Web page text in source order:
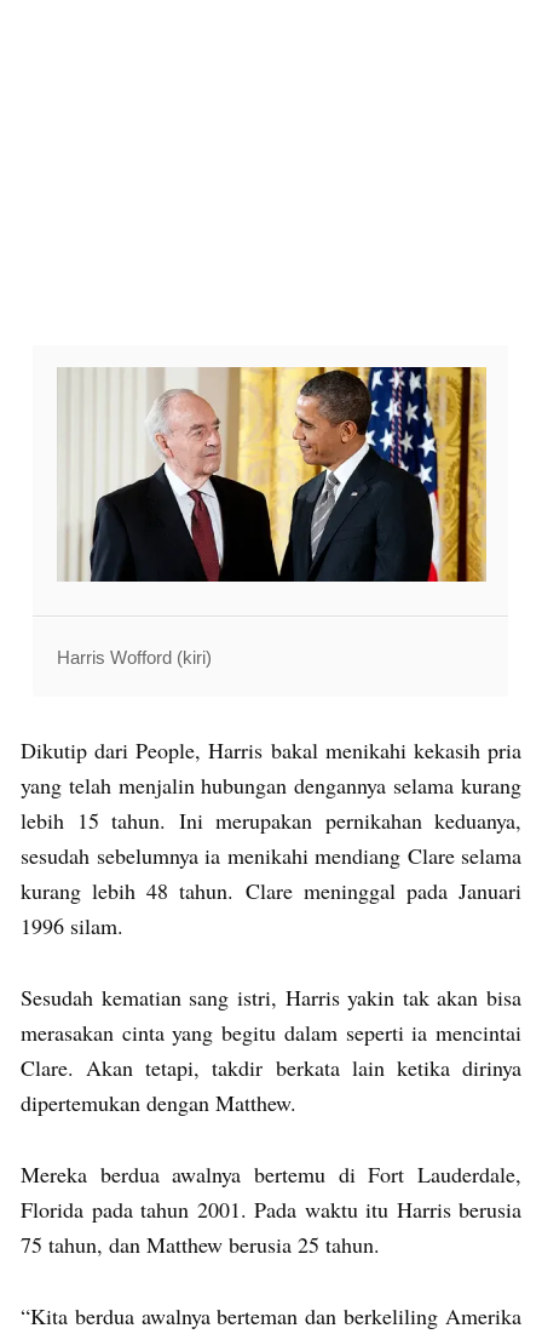
Harris Wofford (kiri)
Dikutip dari People, Harris bakal menikahi kekasih pria
yang telah menjalin hubungan dengannya selama kurang
lebih 15 tahun. Ini merupakan pernikahan keduanya,
sesudah sebelumnya ia menikahi mendiang Clare selama
kurang lebih 48 tahun. Clare meninggal pada Januari
1996 silam.
Sesudah kematian sang istri, Harris yakin tak akan bisa
merasakan cinta yang begitu dalam seperti ia mencintai
Clare. Akan tetapi, takdir berkata lain ketika dirinya
dipertemukan dengan Matthew.
Mereka berdua awalnya bertemu di Fort Lauderdale,
Florida pada tahun 2001. Pada waktu itu Harris berusia
75 tahun, dan Matthew berusia 25 tahun.
“Kita berdua awalnya berteman dan berkeliling Amerika